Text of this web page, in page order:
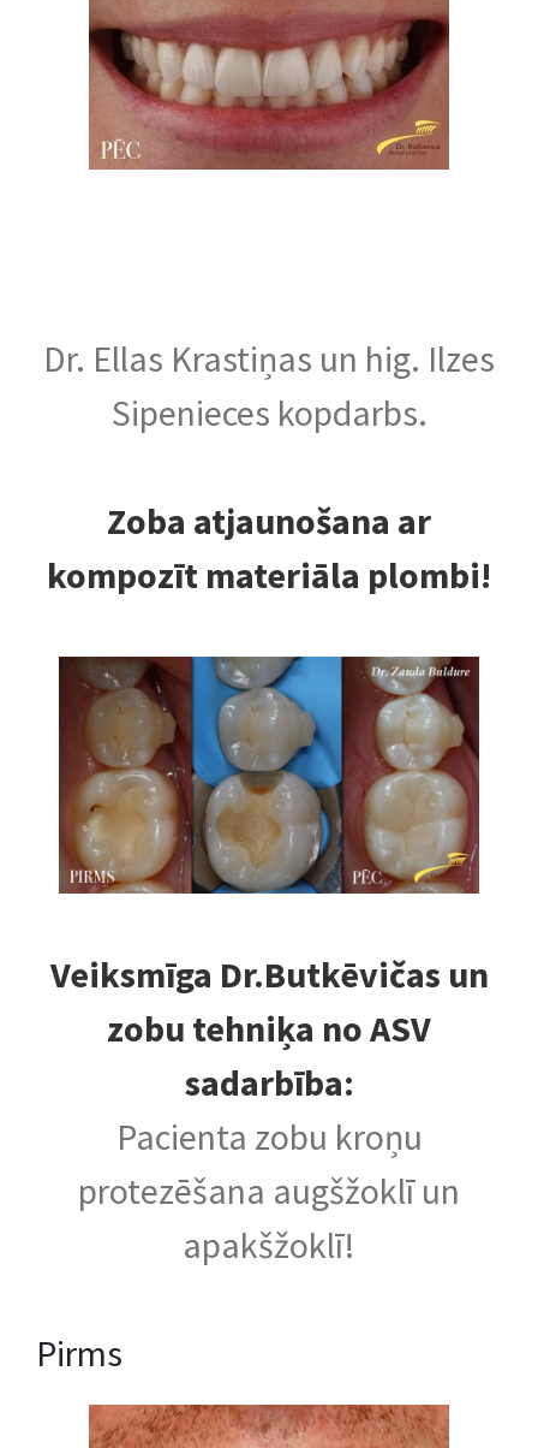
Dr. Ellas Krastiņas un hig. Ilzes
Sipenieces kopdarbs.
Zoba atjaunošana ar
kompozīt materiāla plombi!
Veiksmīga Dr.Butkēvičas un
zobu tehniķa no ASV
sadarbība:
Pacienta zobu kroņu
protezēšana augšžoklī un
apakšžoklī!
Pirms